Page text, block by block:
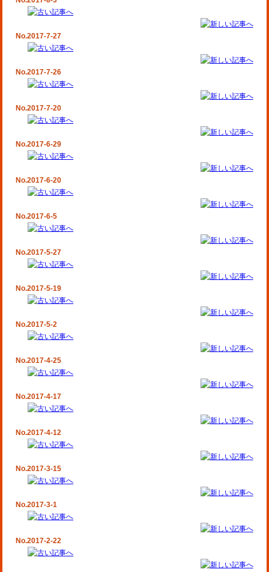
No.2017-7-27
No.2017-7-26
No.2017-7-20
No.2017-6-29
No.2017-6-20
No.2017-6-5
No.2017-5-27
No.2017-5-19
No.2017-5-2
No.2017-4-25
No.2017-4-17
No.2017-4-12
No.2017-3-15
No.2017-3-1
No.2017-2-22